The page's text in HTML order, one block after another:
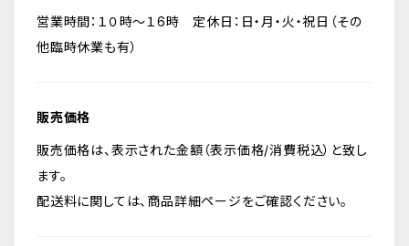
営業時間：１０時〜１6時 定休日：日・月・火・祝日（その
他臨時休業も有）
販売価格
販売価格は、表示された金額（表示価格/消費税込）と致し
ます。
配送料に関しては、商品詳細ページをご確認ください。